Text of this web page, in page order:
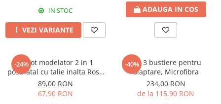
IN STOC
VEZI VARIANTE
ADAUGA IN COS
-24%
Chilot modelator 2 in 1
postnatal cu talie inalta Rose
Girl Black
89,00 RON
67,90 RON
-40%
Set 3 bustiere pentru
alaptare, Microfibra
234,00 RON
de la 115,90 RON